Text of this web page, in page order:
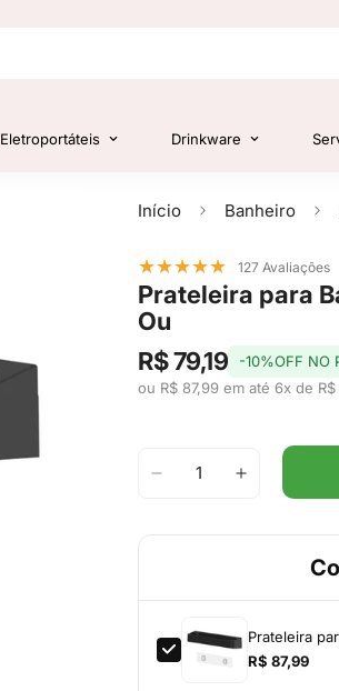
Eletroportáteis Drinkware
Início Banheiro
★★★★★ 127 Avaliações
Prateleira para
Ou
R$ 79,19
-10%OFF NO
ou R$ 87,99 em até 6x de
Prateleira
R$ 87,99